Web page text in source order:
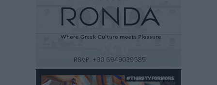
πριν 12 ώρες
Κως: Γερμανός τουρίστας κέρδισε αποζημίωση 900
οικογενειακές διακοπές του
Τοπικές Ειδήσεις• πριν 12 ώρες